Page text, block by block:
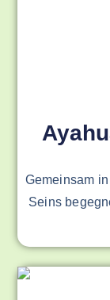
Gemeinsam
Seins